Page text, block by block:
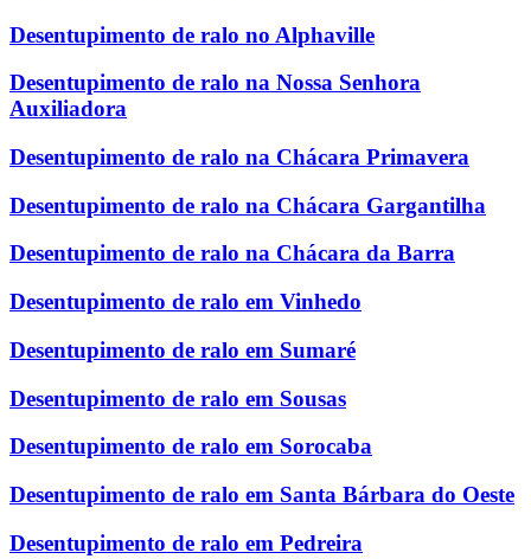
Desentupimento de ralo no Alphaville
Desentupimento de ralo na Nossa Senhora
Auxiliadora
Desentupimento de ralo na Chácara Primavera
Desentupimento de ralo na Chácara Gargantilha
Desentupimento de ralo na Chácara da Barra
Desentupimento de ralo em Vinhedo
Desentupimento de ralo em Sumaré
Desentupimento de ralo em Sousas
Desentupimento de ralo em Sorocaba
Desentupimento de ralo em Santa Bárbara do Oeste
Desentupimento de ralo em Pedreira